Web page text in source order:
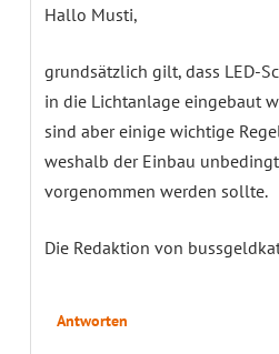
Hallo Musti,
grundsätzlich gilt, dass LED-
in die Lichtanlage eingebaut
sind aber einige wichtige
weshalb der Einbau
vorgenommen werden sollte.
Die Redaktion von
Antworten